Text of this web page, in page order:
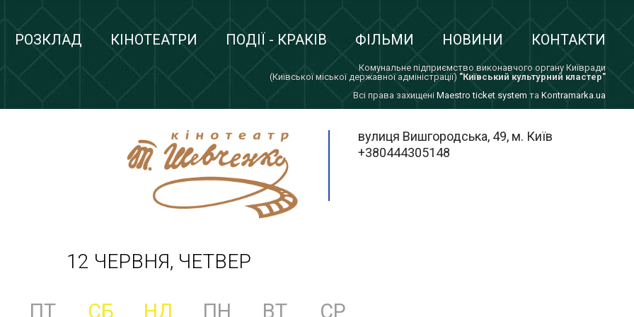
РОЗКЛАД КІНОТЕАТРИ ПОДІЇ - КРАКІВ ФІЛЬМИ НОВИНИ КОНТАКТИ
Комунальне підприємство виконавчого органу Київради
(Київської міської державної адміністрації) "Київський культурний кластер"
Всi права захищенi Maestro ticket system та Kontramarka.ua
вулиця Вишгородська, 49, м. Київ
+380444305148
12 ЧЕРВНЯ, ЧЕТВЕР
ПТ СБ НД ПН ВТ СР